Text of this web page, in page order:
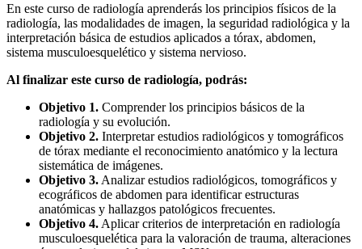
En este curso de radiología aprenderás los principios físicos de la
radiología, las modalidades de imagen, la seguridad radiológica y la
interpretación básica de estudios aplicados a tórax, abdomen,
sistema musculoesquelético y sistema nervioso.
Al finalizar este curso de radiología, podrás:
Objetivo 1. Comprender los principios básicos de la
radiología y su evolución.
Objetivo 2. Interpretar estudios radiológicos y tomográficos
de tórax mediante el reconocimiento anatómico y la lectura
sistemática de imágenes.
Objetivo 3. Analizar estudios radiológicos, tomográficos y
ecográficos de abdomen para identificar estructuras
anatómicas y hallazgos patológicos frecuentes.
Objetivo 4. Aplicar criterios de interpretación en radiología
musculoesquelética para la valoración de trauma, alteraciones